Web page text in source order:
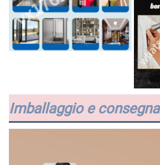
Imballaggio e consegna